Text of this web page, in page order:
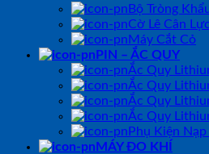
Bộ Tròng
Cờ Lê Cân
Máy Cắt Cỏ
PIN – ẮC QUY
Ắc Quy
Ắc Quy
Ắc Quy
Ắc Quy
Phụ Kiện
MÁY ĐO KHÍ